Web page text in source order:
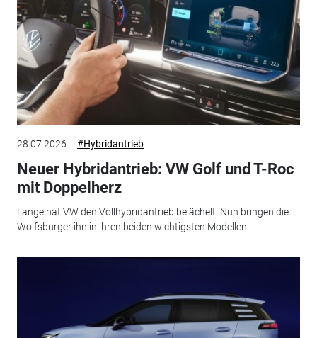
28.07.2026 #Hybridantrieb
Neuer Hybridantrieb: VW Golf und T-Roc
mit Doppelherz
Lange hat VW den Vollhybridantrieb belächelt. Nun bringen die
Wolfsburger ihn in ihren beiden wichtigsten Modellen.